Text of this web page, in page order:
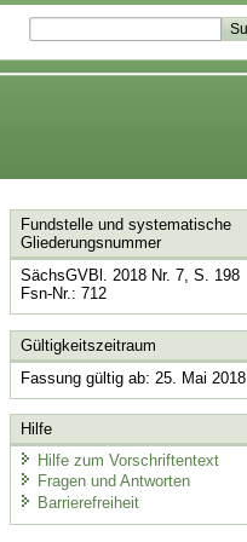
Fundstelle und systematische
Gliederungsnummer
SächsGVBl. 2018 Nr. 7, S. 198
Fsn-Nr.: 712
Gültigkeitszeitraum
Fassung gültig ab: 25. Mai 2018
Hilfe
Hilfe zum Vorschriftentext
Fragen und Antworten
Barrierefreiheit